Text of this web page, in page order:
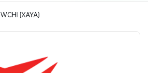
WCHI (XAYA)